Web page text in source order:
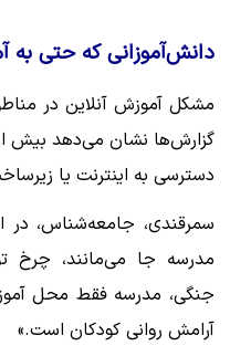
دانش‌آموزانی که حتی به
مشکل آموزش آنلاین در
گزارش‌ها نشان می‌دهد بیش
دسترسی به اینترنت یا
سمرقندی، جامعه‌شناس، در
مدرسه جا می‌مانند، چرخ
جنگی، مدرسه فقط محل
آرامش روانی کودکان است.»